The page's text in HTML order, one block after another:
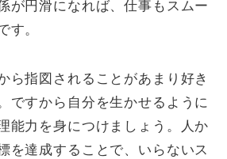
が円滑になれば、仕事もスムー
す。
ら指図されることがあまり好き
ですから自分を生かせるように
能力を身につけましょう。人か
を達成することで、いらないス